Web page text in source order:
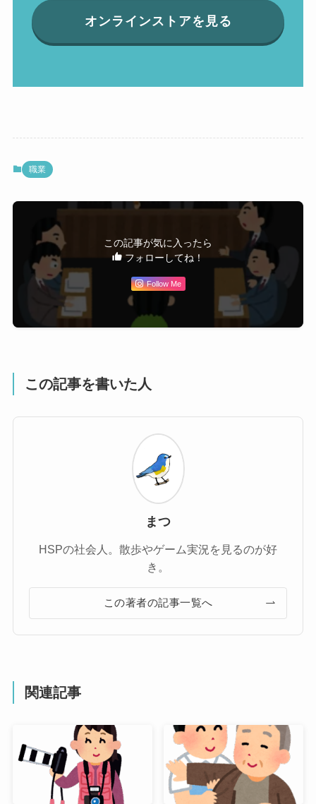
オンラインストアを見る
職業
この記事が気に入ったら
フォローしてね！
Follow Me
この記事を書いた人
まつ
HSPの社会人。散歩やゲーム実況を見るのが好
き。
この著者の記事一覧へ
関連記事